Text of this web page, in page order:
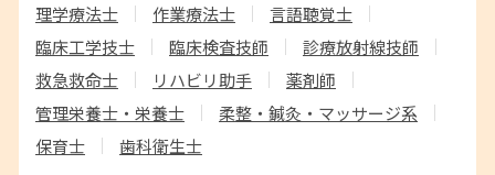
理学療法士
作業療法士
言語聴覚士
臨床工学技士
臨床検査技師
診療放射線技師
救急救命士
リハビリ助手
薬剤師
管理栄養士・栄養士
柔整・鍼灸・マッサージ系
保育士
歯科衛生士